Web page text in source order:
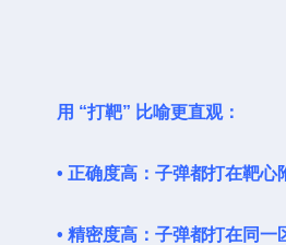
用 “打靶” 比喻更直观：
• 正确度高：子弹都打在靶心
• 精密度高：子弹都打在同一